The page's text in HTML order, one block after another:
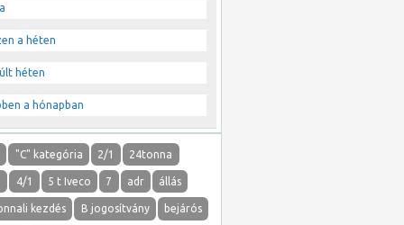
a héten
héten
a hónapban
"C" kategória 2/1 24tonna
4/1 5 t Iveco 7 adr állás
kezdés B jogosítvány bejárós